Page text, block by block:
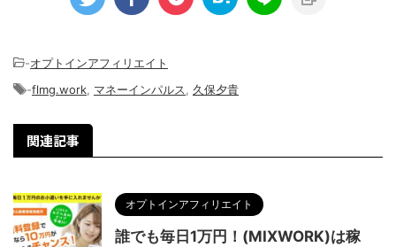
-オプトインアフィリエイト
-flmg.work マネーインパルス 久保夕貴
関連記事
オプトインアフィリエイト
誰でも毎日1万円！(MIXWORK)は稼